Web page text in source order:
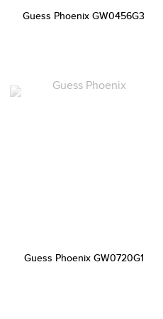
Guess Phoenix GW0456G3
Guess Phoenix GW0720G1